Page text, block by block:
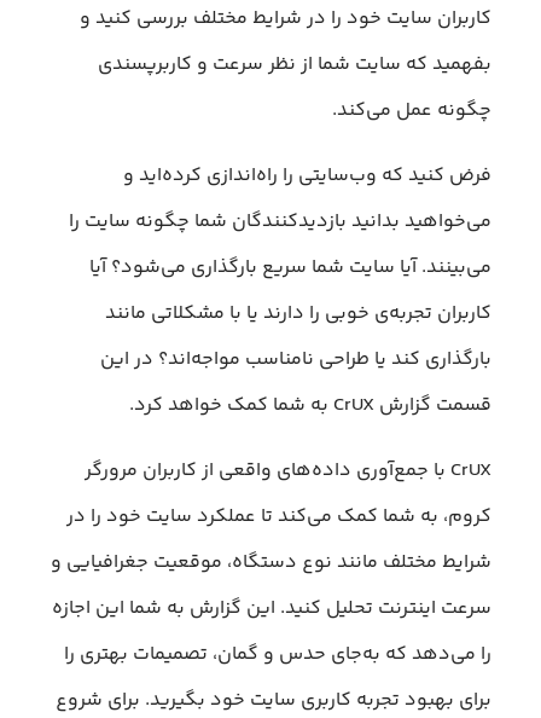
کاربران سایت خود را در شرایط مختلف بررسی کنید و
بفهمید که سایت شما از نظر سرعت و کاربرپسندی
چگونه عمل می‌کند.
فرض کنید که وب‌سایتی را راه‌اندازی کرده‌اید و
می‌خواهید بدانید بازدیدکنندگان شما چگونه سایت را
می‌بینند. آیا سایت شما سریع بارگذاری می‌شود؟ آیا
کاربران تجربه‌ی خوبی را دارند یا با مشکلاتی مانند
بارگذاری کند یا طراحی نامناسب مواجه‌اند؟ در این
قسمت گزارش CrUX به شما کمک خواهد کرد.
CrUX با جمع‌آوری داده‌های واقعی از کاربران مرورگر
کروم، به شما کمک می‌کند تا عملکرد سایت خود را در
شرایط مختلف مانند نوع دستگاه، موقعیت جغرافیایی و
سرعت اینترنت تحلیل کنید. این گزارش به شما این اجازه
را می‌دهد که به‌جای حدس و گمان، تصمیمات بهتری را
برای بهبود تجربه کاربری سایت خود بگیرید. برای شروع